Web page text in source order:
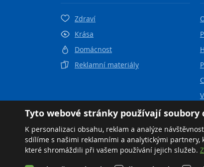
Zdraví
Krása
Domácnost
Reklamní materiály
Tyto webové stránky používají soubory
K personalizaci obsahu, reklam a analýze
sdílíme s našimi reklamními a analytickými
které shromáždili při vašem používání jejich služeb.